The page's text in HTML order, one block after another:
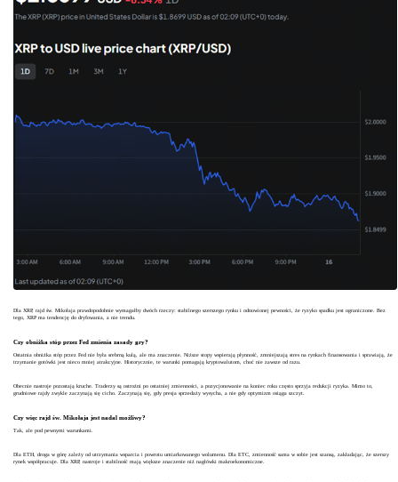
Dla XRP, rajd św. Mikołaja prawdopodobnie wymagałby dwóch rzeczy: stabilnego szerszego rynku i odnowionej pewności, że ryzyko spadku jest ograniczone. Bez
tego, XRP ma tendencję do dryfowania, a nie trendu.
Czy obniżka stóp przez Fed zmienia zasady gry?
Ostatnia obniżka stóp przez Fed nie była srebrną kulą, ale ma znaczenie. Niższe stopy wspierają płynność, zmniejszają stres na rynkach finansowania i sprawiają, że
trzymanie gotówki jest nieco mniej atrakcyjne. Historycznie, te warunki pomagają kryptowalutom, choć nie zawsze od razu.
Obecnie nastroje pozostają kruche. Traderzy są ostrożni po ostatniej zmienności, a pozycjonowanie na koniec roku często sprzyja redukcji ryzyka. Mimo to,
grudniowe rajdy zwykle zaczynają się cicho. Zaczynają się, gdy presja sprzedaży wysycha, a nie gdy optymizm osiąga szczyt.
Czy więc rajd św. Mikołaja jest nadal możliwy?
Tak, ale pod pewnymi warunkami.
Dla ETH, droga w górę zależy od utrzymania wsparcia i powrotu umiarkowanego wolumenu. Dla ETC, zmienność sama w sobie jest szansą, zakładając, że szerszy
rynek współpracuje. Dla XRP, nastroje i stabilność mają większe znaczenie niż nagłówki makroekonomiczne.